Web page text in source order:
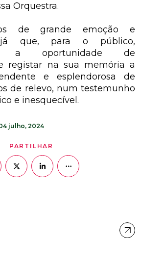
Orquestra.
de grande emoção e
já que, para o público,
a oportunidade de
registar na sua memória a
e esplendorosa de
de relevo, num testemunho
e inesquecível.
julho, 2024
PARTILHAR